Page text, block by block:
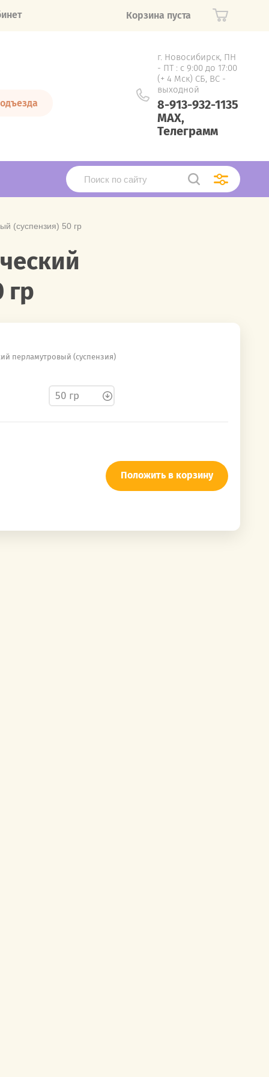
Корзина пуста
г. Новосибирск, ПН
- ПТ : с 9:00 до 17:00
(+ 4 Мск) СБ, ВС -
выходной
8-913-932-1135
MAX,
Телеграмм
(суспензия) 50 гр
гр
перламутровый (суспензия)
Положить в корзину